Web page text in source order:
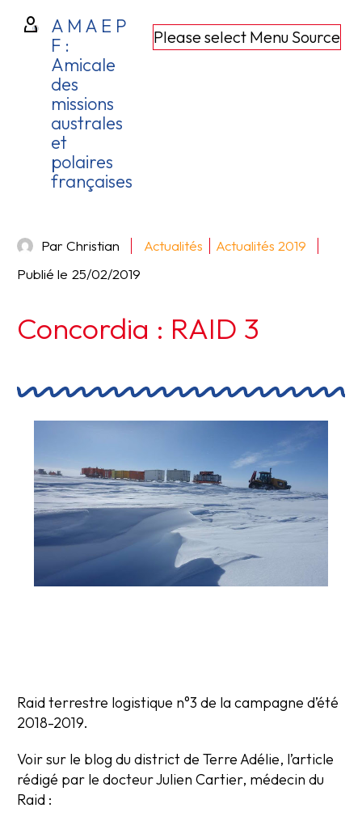
Please select Menu Source
A M A E P
F :
Amicale
des
missions
australes
et
polaires
françaises
Par Christian Actualités
Actualités 2019
Publié le 25/02/2019
Concordia : RAID 3
Raid terrestre logistique n°3 de la campagne d’été
2018-2019.
Voir sur le blog du district de Terre Adélie, l’article
rédigé par le docteur Julien Cartier, médecin du
Raid :